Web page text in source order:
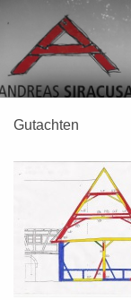
Gutachten